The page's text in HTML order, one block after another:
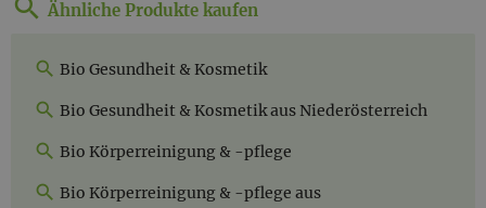
Ähnliche Produkte kaufen
Bio Gesundheit & Kosmetik
Bio Gesundheit & Kosmetik aus Niederösterreich
Bio Körperreinigung & -pflege
Bio Körperreinigung & -pflege aus